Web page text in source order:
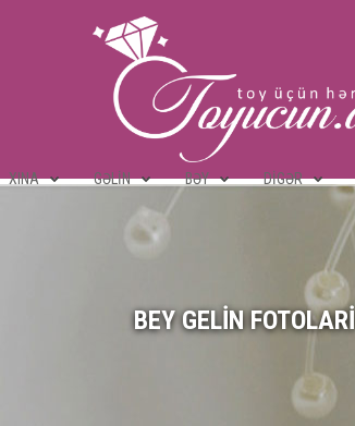
XINA GƏLIN BƏY DIGƏR
BEY GELIN FOTOLARI